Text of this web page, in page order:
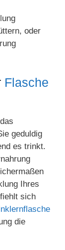
oder
Flasche
geduldig
es trinkt.
Ihres
sich
die